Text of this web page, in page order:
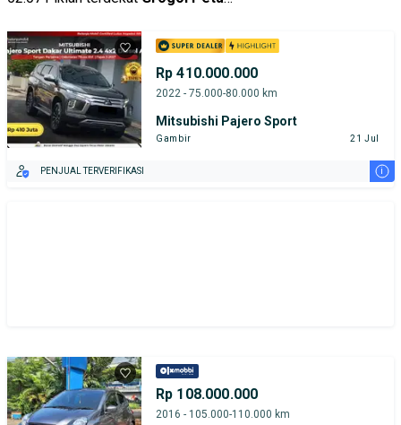
Rp 410.000.000
2022 - 75.000-80.000 km
Mitsubishi Pajero Sport
Gambir 21 Jul
PENJUAL TERVERIFIKASI i
Rp 108.000.000
2016 - 105.000-110.000 km